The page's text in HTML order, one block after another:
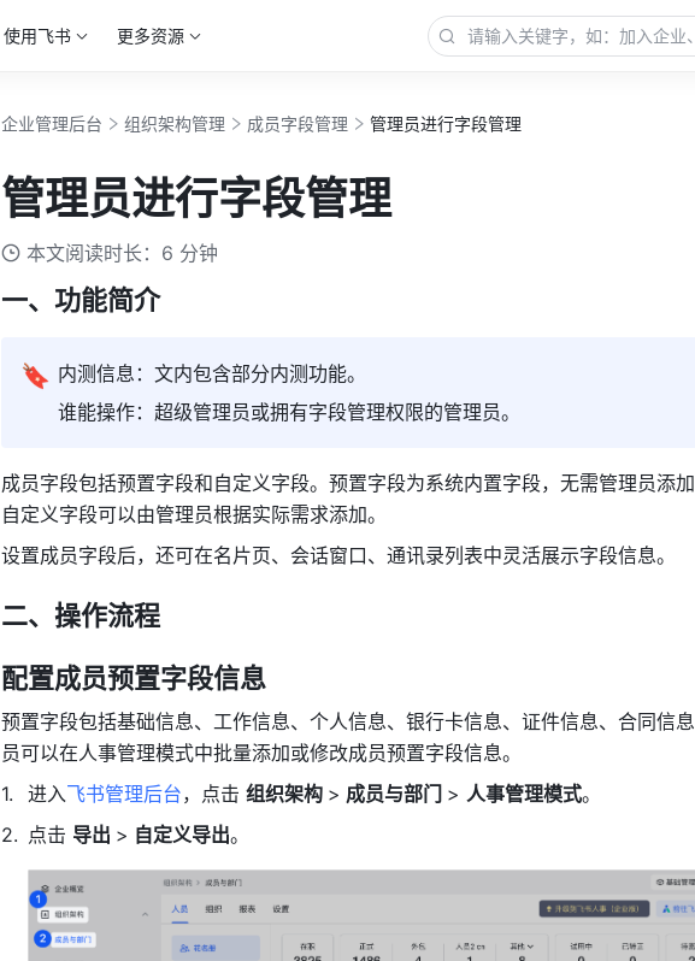
使用飞书 更多资源
企业管理后台 组织架构管理 成员字段管理 管理员进行字段管理
管理员进行字段管理
本文阅读时长：6 分钟
一、功能简介
🔖 内测信息：文内包含部分内测功能。
谁能操作：超级管理员或拥有字段管理权限的管理员。
成员字段包括预置字段和自定义字段。预置字段为系统内置字段，无需管理员添
自定义字段可以由管理员根据实际需求添加。
设置成员字段后，还可在名片页、会话窗口、通讯录列表中灵活展示字段信息。
二、操作流程
配置成员预置字段信息
预置字段包括基础信息、工作信息、个人信息、银行卡信息、证件信息、合同信
员可以在人事管理模式中批量添加或修改成员预置字段信息。
进入飞书管理后台，点击 组织架构 > 成员与部门 > 人事管理模式。
点击 导出 > 自定义导出。